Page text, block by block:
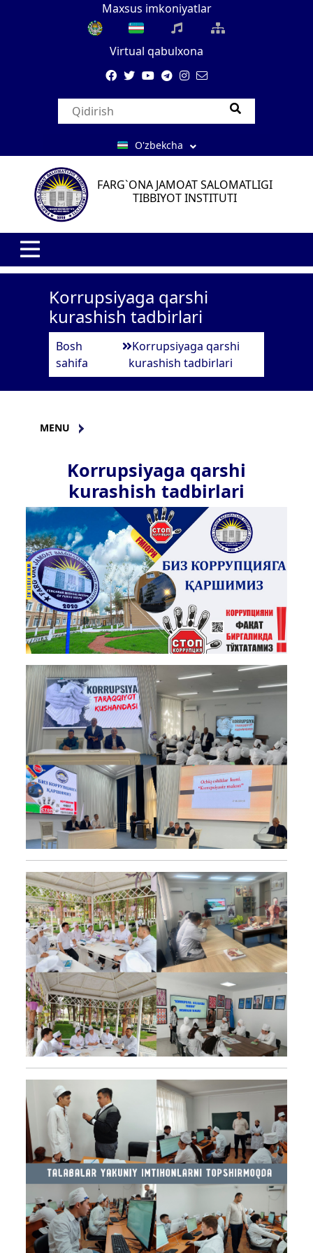
Maxsus imkoniyatlar
Virtual qabulxona
O'zbekcha
FARG`ONA JAMOAT SALOMATLIGI
TIBBIYOT INSTITUTI
Korrupsiyaga qarshi
kurashish tadbirlari
Bosh
sahifa
Korrupsiyaga qarshi
kurashish tadbirlari
MENU
Korrupsiyaga qarshi
kurashish tadbirlari